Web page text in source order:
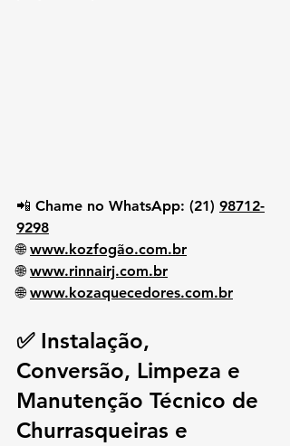
📲 Chame no WhatsApp: (21) 98712-
9298
🌐 www.kozfogão.com.br
🌐 www.rinnairj.com.br
🌐 www.kozaquecedores.com.br
✅ Instalação,
Conversão, Limpeza e
Manutenção Técnico de
Churrasqueiras e